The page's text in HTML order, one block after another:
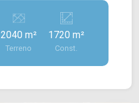
um extenso
e vestiários, pé
está próximo à
2040 m²
Terreno
1720 m²
Const.